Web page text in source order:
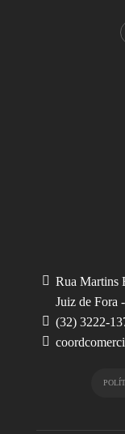
Rua Martins
Juiz de Fora
(32) 3222-